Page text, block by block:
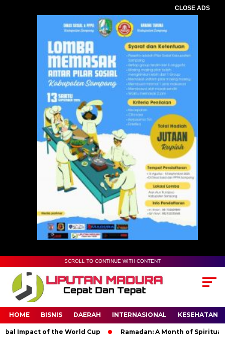
CLOSE ADS
SCROLL TO CONTINUE WITH CONTENT
HOME BISNIS DAERAH INTERNASIONAL KESEHATAN
of the World Cup Ramadan: A Month of Spiritual